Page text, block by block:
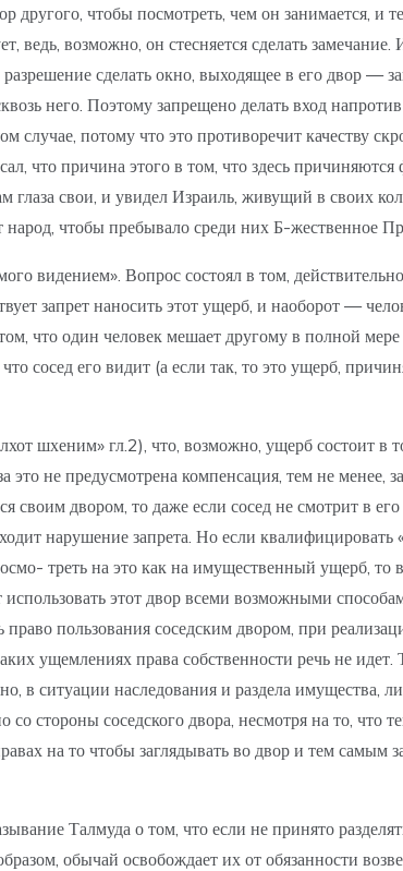
чтобы посмотреть, чем он занимается, и
ведь, возможно, он стесняется сделать
сделать окно, выходящее в его двор —
него. Поэтому запрещено делать вход
потому что это противоречит качеству
что причина этого в том, что здесь причиняются
свои, и увидел Израиль, живущий в своих
чтобы пребывало среди них Б-жественное
видением». Вопрос состоял в том,
запрет наносить этот ущерб, и наоборот —
что один человек мешает другому в полной
сосед его видит (а если так, то это ущерб,
шхеним» гл.2), что, возможно, ущерб состоит в
не предусмотрена компенсация, тем не менее,
двором, то даже если сосед не смотрит в его
нарушение запрета. Но если
треть на это как на имущественный ущерб, то
этот двор всеми возможными
пользования соседским двором, при
ущемлениях права собственности речь не
ситуации наследования и раздела имущества,
стороны соседского двора, несмотря на то, что
на то чтобы заглядывать во двор и тем самым
Талмуда о том, что если не принято
обычай освобождает их от обязанности